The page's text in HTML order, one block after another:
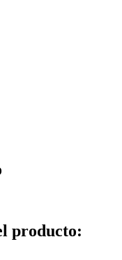
producto: